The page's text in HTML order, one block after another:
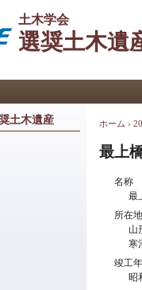
土木学会
選奨土木遺
土木遺産 現在地
ホーム ›
最上
名称
最
所在地
山
寒
竣工年
昭